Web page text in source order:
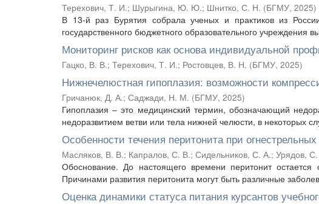
Терехович, Т. И.; Шурыгина, Ю. Ю.; Шнитко, С. Н. (БГМУ, 2025)
В 13-й раз Бурятия собрала ученых и практиков из
государственного бюджетного образовательного учреждения
Мониторинг рисков как основа индивидуальной
Гацко, В. В.; Терехович, Т. И.; Ростовцев, В. Н. (БГМУ, 2025)
Нижнечелюстная гипоплазия: возможности
Гричанюк, Д. А.; Саджади, Н. М. (БГМУ, 2025)
Гипоплазия – это медицинский термин, обозначающий
недоразвитием ветви или тела нижней челюсти, в некоторых
Особенности течения перитонита при
Масляков, В. В.; Капралов, С. В.; Сидельников, С. А.; Урядов,
Обоснование. До настоящего времени перитонит
Причинами развития перитонита могут быть различные
Оценка динамики статуса питания курсантов